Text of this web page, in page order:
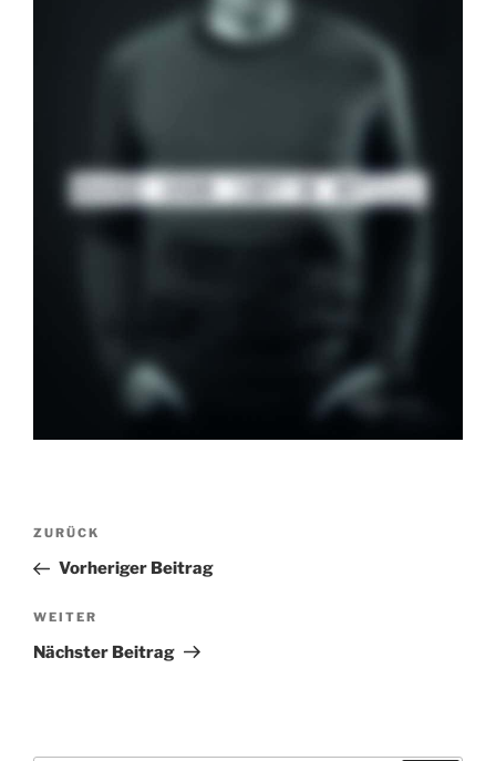
Beitragsnavigation
Vorheriger
Beitrag
ZURÜCK
Vorheriger Beitrag
Nächster
Beitrag
WEITER
Nächster Beitrag